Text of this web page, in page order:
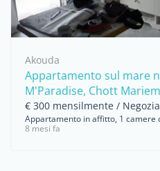
Akouda
Appartamento sul mare
M'Paradise, Chott
€ 300 mensilmente /
Appartamento in affitto, 1 camere
8 mesi fa